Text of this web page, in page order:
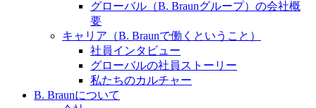
ま向けの情報スペースです。
お問合せフォームより、ご質問をお送りください。
グローバル（B. Braunグループ）の会社概
要
キャリア（B. Braunで働くということ）
社員インタビュー
グローバルの社員ストーリー
私たちのカルチャー
B. Braunについて